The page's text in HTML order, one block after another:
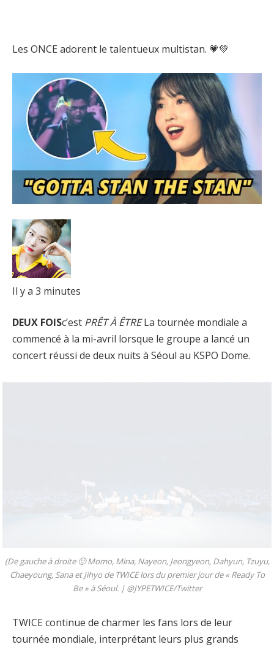
Les ONCE adorent le talentueux multistan. 💗💚
Il y a 3 minutes
DEUX FOISc’est PRÊT À ÊTRELa tournée mondiale a
commencé à la mi-avril lorsque le groupe a lancé un
concert réussi de deux nuits à Séoul au KSPO Dome.
(De gauche à droite 🙂 Momo, Mina, Nayeon, Jeongyeon, Dahyun, Tzuyu,
Chaeyoung, Sana et Jihyo de TWICE lors du premier jour de « Ready To
Be » à Séoul. | @JYPETWICE/Twitter
TWICE continue de charmer les fans lors de leur
tournée mondiale, interprétant leurs plus grands